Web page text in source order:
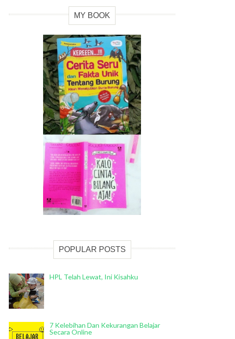
MY BOOK
POPULAR POSTS
HPL Telah Lewat, Ini Kisahku
7 Kelebihan Dan Kekurangan Belajar
Secara Online